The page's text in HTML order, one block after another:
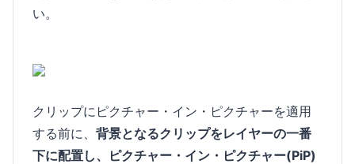
い。
クリップにピクチャー・イン・ピクチャーを適用
する前に、 背景となるクリップをレイヤーの一番
下に配置し、ピクチャー・イン・ピクチャー(PiP)